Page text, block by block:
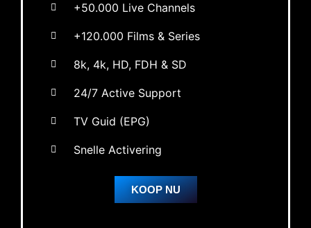
+50.000 Live Channels
+120.000 Films & Series
8k, 4k, HD, FDH & SD
24/7 Active Support
TV Guid (EPG)
Snelle Activering
KOOP NU